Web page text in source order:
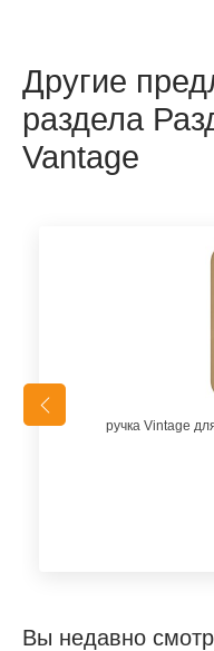
Другие
раздела
Vantage
ручка Vintage
Вы недавно